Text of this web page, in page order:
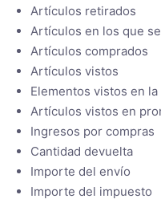
Artículos retirados
Artículos en los que
Artículos comprados
Artículos vistos
Elementos vistos en la
Artículos vistos en
Ingresos por compras
Cantidad devuelta
Importe del envío
Importe del impuesto